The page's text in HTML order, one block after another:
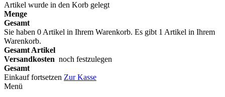
Artikel wurde in den Korb gelegt
Menge
Gesamt
Sie haben 0 Artikel in Ihrem Warenkorb. Es gibt 1 Artikel in Ihrem
Warenkorb.
Gesamt Artikel
Versandkosten noch festzulegen
Gesamt
Einkauf fortsetzen Zur Kasse
Menü